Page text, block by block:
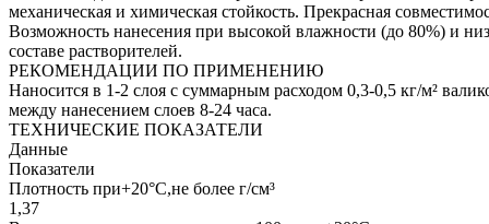
механическая и химическая стойкость. Прекрасная
Возможность нанесения при высокой влажности (до 80%) и
составе растворителей.
РЕКОМЕНДАЦИИ ПО ПРИМЕНЕНИЮ
Наносится в 1-2 слоя с суммарным расходом 0,3-0,5 кг/м²
между нанесением слоев 8-24 часа.
ТЕХНИЧЕСКИЕ ПОКАЗАТЕЛИ
Данные
Показатели
Плотность при+20°С,не более г/см³
1,37